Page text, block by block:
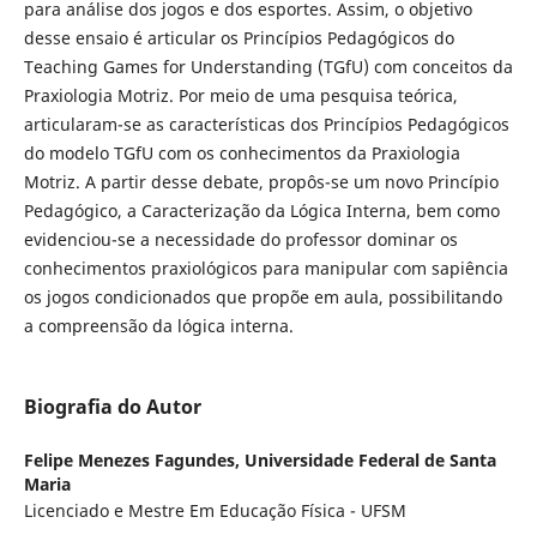
para análise dos jogos e dos esportes. Assim, o objetivo
desse ensaio é articular os Princípios Pedagógicos do
Teaching Games for Understanding (TGfU) com conceitos da
Praxiologia Motriz. Por meio de uma pesquisa teórica,
articularam-se as características dos Princípios Pedagógicos
do modelo TGfU com os conhecimentos da Praxiologia
Motriz. A partir desse debate, propôs-se um novo Princípio
Pedagógico, a Caracterização da Lógica Interna, bem como
evidenciou-se a necessidade do professor dominar os
conhecimentos praxiológicos para manipular com sapiência
os jogos condicionados que propõe em aula, possibilitando
a compreensão da lógica interna.
Biografia do Autor
Felipe Menezes Fagundes, Universidade Federal de Santa
Maria
Licenciado e Mestre Em Educação Física - UFSM